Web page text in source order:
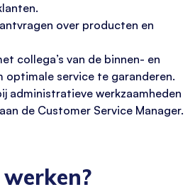
over producten en
collega’s van de binnen- en
optimale service te garanderen.
administratieve werkzaamheden
de Customer Service Manager.